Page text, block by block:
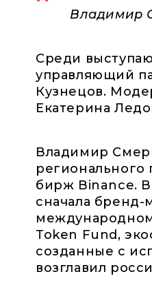
Владимир
Среди
управляющий
Кузнецов.
Екатерина
Владимир
регионального
бирж Binance. В
сначала
Token Fund,
созданные с
возглавил